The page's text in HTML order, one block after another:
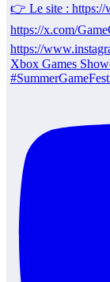
Xbox Games